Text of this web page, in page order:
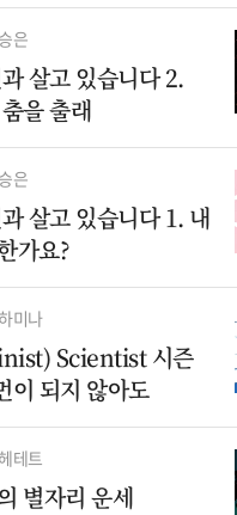
은
살고 있습니다 2.
을 출래
은
살고 있습니다 1. 내
가요?
미나
Scientist 시즌
이 되지 않아도
테트
별자리 운세